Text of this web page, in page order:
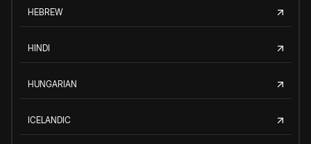
HEBREW
HINDI
HUNGARIAN
ICELANDIC